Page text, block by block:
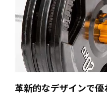
革新的なデザインで